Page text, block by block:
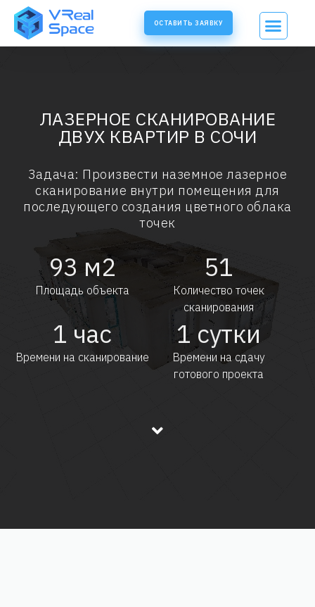
ОСТАВИТЬ ЗАЯВКУ
ЛАЗЕРНОЕ СКАНИРОВАНИЕ
ДВУХ КВАРТИР В СОЧИ
Задача: Произвести наземное лазерное
сканирование внутри помещения для
последующего создания цветного облака
точек
93 м2
Площадь объекта
51
Количество точек
сканирования
1 час
Времени на сканирование
1сутки
Времени на сдачу
готового проекта